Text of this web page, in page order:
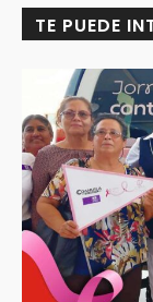
TE PUEDE